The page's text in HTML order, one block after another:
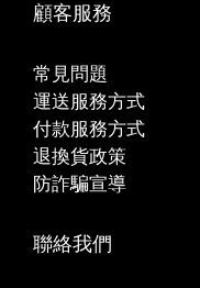
顧客服務
常見問題
運送服務方式
付款服務方式
退換貨政策
防詐騙宣導
聯絡我們